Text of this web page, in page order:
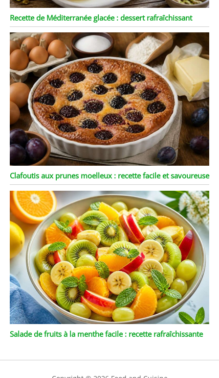
Recette de Méditerranée glacée : dessert rafraîchissant
Clafoutis aux prunes moelleux : recette facile et savoureuse
Salade de fruits à la menthe facile : recette rafraîchissante